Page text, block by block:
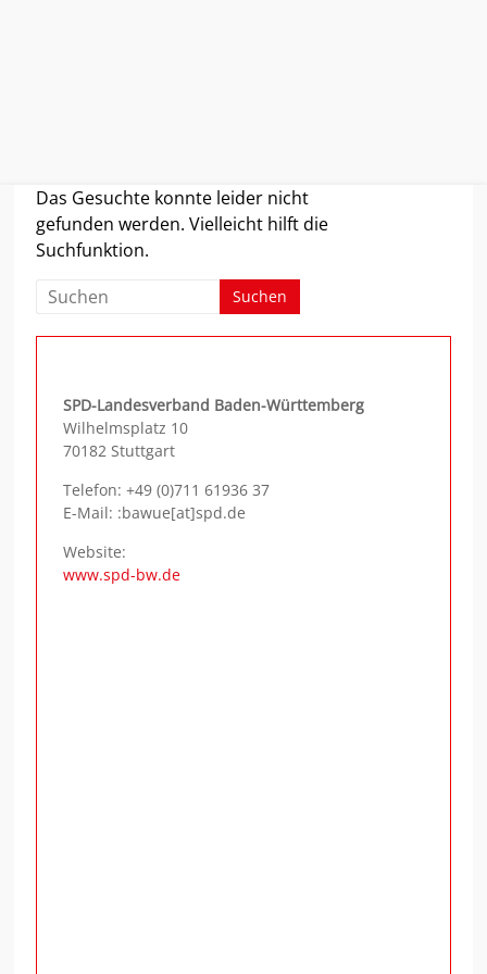
Inhalt
springen
Das Gesuchte konnte leider nicht
gefunden werden. Vielleicht hilft die
Suchfunktion.
SPD-Landesverband Baden-Württemberg
Wilhelmsplatz 10
70182 Stuttgart
Telefon:+49 (0)711 61936 37
E-Mail: :bawue[at]spd.de
Website:
www.spd-bw.de